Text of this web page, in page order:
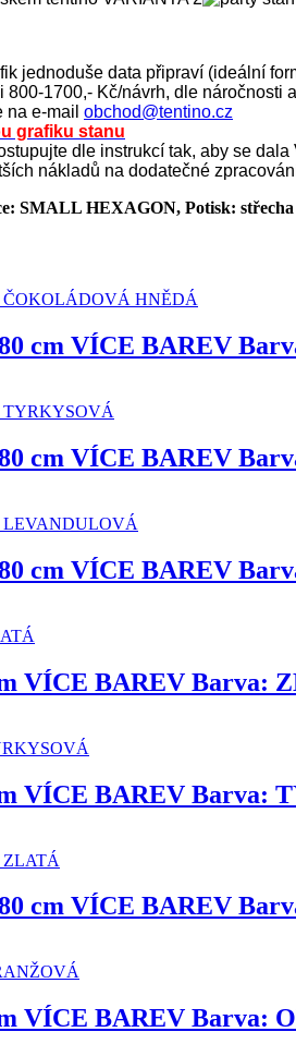
jednoduše data připraví (ideální
1700,- Kč/návrh, dle
na e-mail obchod@tentino.cz
grafiku stanu
dle instrukcí tak, aby se
nákladů na dodatečné
SMALL HEXAGON, Potisk: střecha
cm VÍCE BAREV
cm VÍCE BAREV
cm VÍCE BAREV
VÍCE BAREV Barva:
VÍCE BAREV Barva:
cm VÍCE BAREV
VÍCE BAREV Barva: